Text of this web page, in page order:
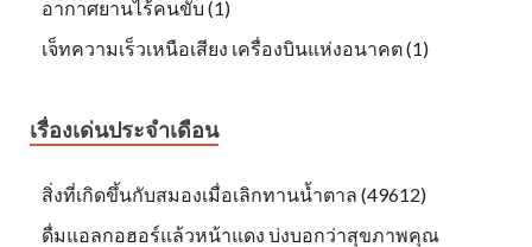
อากาศยานไร้คนขับ (1)
เจ็ทความเร็วเหนือเสียง เครื่องบินแห่งอนาคต (1)
เรื่องเด่นประจำเดือน
สิ่งที่เกิดขึ้นกับสมองเมื่อเลิกทานน้ำตาล (49612)
ดื่มแอลกอฮอร์แล้วหน้าแดง บ่งบอกว่าสุขภาพคุณ